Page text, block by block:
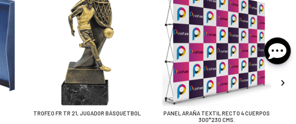
TROFEO FR TR 21, JUGADOR BÁSQUETBOL
PANEL ARAÑA TEXTIL RECTO 4 CUERPOS
300*230 CMS.